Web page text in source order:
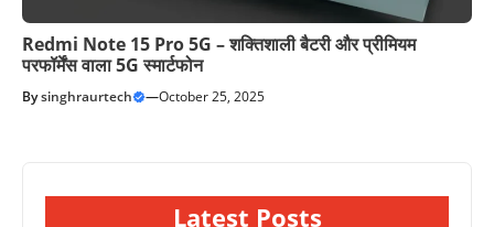
Redmi Note 15 Pro 5G – शक्तिशाली बैटरी और प्रीमियम
परफॉर्मेंस वाला 5G स्मार्टफोन
Bysinghraurtech —October 25, 2025
Latest Posts